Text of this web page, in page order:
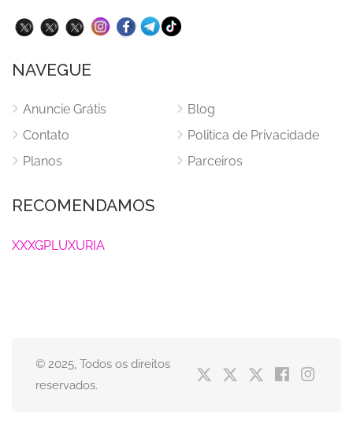
NAVEGUE
Anuncie Grátis
Contato
Planos
Blog
Politica de Privacidade
Parceiros
RECOMENDAMOS
XXXGPLUXURIA
© 2025, Todos os direitos
reservados.